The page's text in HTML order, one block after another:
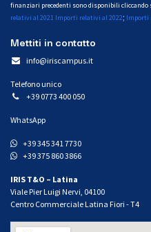
finanziari precedenti sono disponibili
relativi al 2021 Importi relativi al 2022; Importi
Mettiti in contatto
info@iriscampus.it
Telefono unico
+39 0773 400 050
WhatsApp
+39 345 341 7730
+39 375 860 3866
IRIS T&O – Latina
Viale Pier Luigi Nervi, 04100
Centro Commerciale Latina Fiori - T4